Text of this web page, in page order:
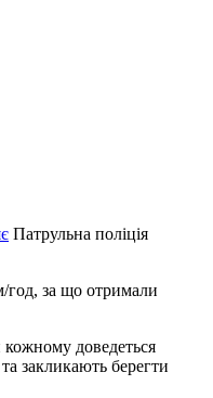
Патрульна поліція
год, за що отримали
кожному доведеться
закликають берегти